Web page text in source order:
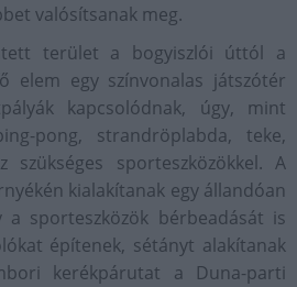
valósítsanak meg.
terület a bogyiszlói úttól a
elem egy színvonalas játszótér
kapcsolódnak, úgy, mint
pong, strandröplabda, teke,
szükséges sporteszközökkel. A
kialakítanak egy állandóan
sporteszközök bérbeadását is
építenek, sétányt alakítanak
kerékpárutat a Duna-parti